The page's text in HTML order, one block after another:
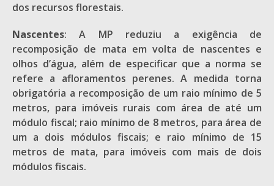
dos recursos florestais.
Nascentes: A MP reduziu a exigência de
recomposição de mata em volta de nascentes e
olhos d’água, além de especificar que a norma se
refere a afloramentos perenes. A medida torna
obrigatória a recomposição de um raio mínimo de 5
metros, para imóveis rurais com área de até um
módulo fiscal; raio mínimo de 8 metros, para área de
um a dois módulos fiscais; e raio mínimo de 15
metros de mata, para imóveis com mais de dois
módulos fiscais.